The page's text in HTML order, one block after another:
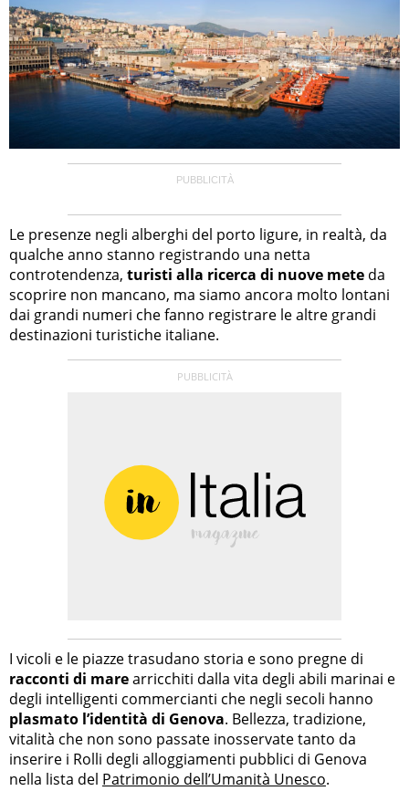
Le presenze negli alberghi del porto ligure, in realtà, da
qualche anno stanno registrando una netta
controtendenza, turisti alla ricerca di nuove mete da
scoprire non mancano, ma siamo ancora molto lontani
dai grandi numeri che fanno registrare le altre grandi
destinazioni turistiche italiane.
I vicoli e le piazze trasudano storia e sono pregne di
racconti di marearricchiti dalla vita degli abili marinai e
degli intelligenti commercianti che negli secoli hanno
plasmato l’identità di Genova. Bellezza, tradizione,
vitalità che non sono passate inosservate tanto da
inserire i Rolli degli alloggiamenti pubblici di Genova
nella lista del Patrimonio dell’Umanità Unesco.